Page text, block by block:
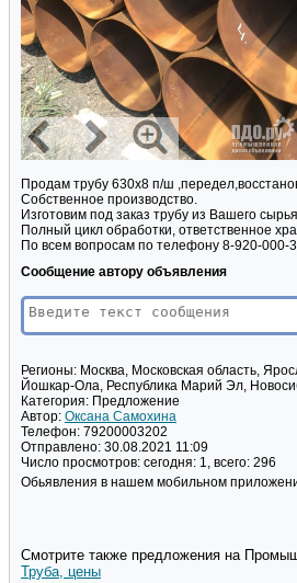
Продам трубу 630х8 п/ш
Собственное производство.
Изготовим под заказ трубу из Вашего
Полный цикл обработки, ответственное
По всем вопросам по телефону 8-920-000-
Сообщение автору объявления
Регионы: Москва, Московская область,
Йошкар-Ола, Республика Марий Эл,
Категория: Предложение
Автор: Оксана Самохина
Телефон: 79200003202
Отправлено: 30.08.2021 11:09
Число просмотров: сегодня: 1, всего: 296
Обьявления в нашем мобильном
Смотрите также предложения на
Труба, цены